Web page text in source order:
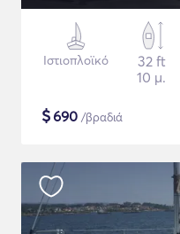
Ιστιοπλοϊκό
32 ft
10 μ.
$690 /βραδιά